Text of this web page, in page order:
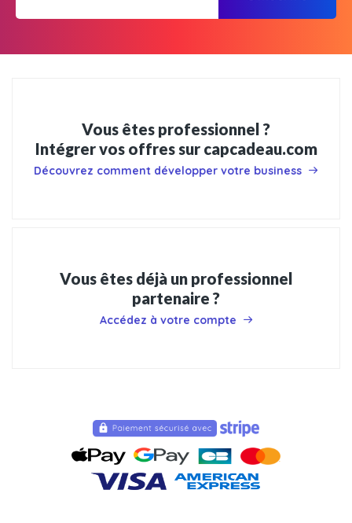
Vous êtes professionnel ?
Intégrer vos offres sur capcadeau.com
Découvrez comment développer votre business
Vous êtes déjà un professionnel
partenaire ?
Accédez à votre compte